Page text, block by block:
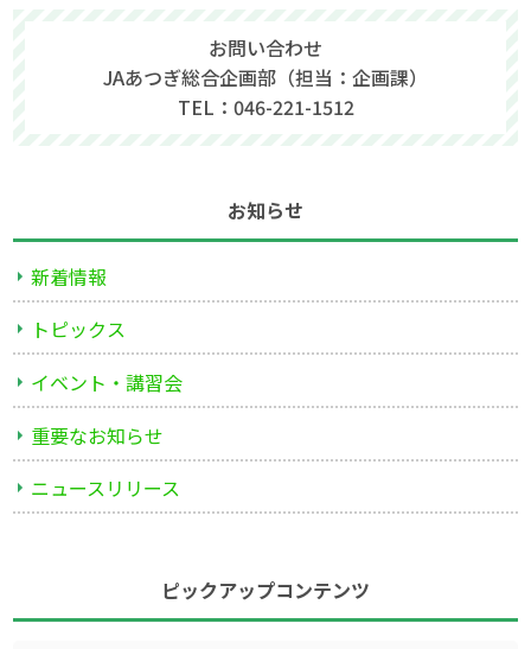
お問い合わせ
JAあつぎ総合企画部（担当：企画課）
TEL：046-221-1512
お知らせ
新着情報
トピックス
イベント・講習会
重要なお知らせ
ニュースリリース
ピックアップコンテンツ